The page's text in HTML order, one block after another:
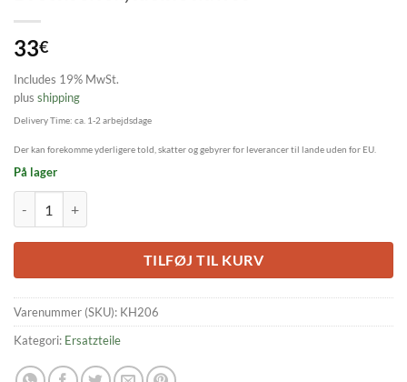
33€
Includes 19% MwSt.
plus shipping
Delivery Time: ca. 1-2 arbejdsdage
Der kan forekomme yderligere told, skatter og gebyrer for leverancer til lande uden for EU.
På lager
TILFØJ TIL KURV
Varenummer (SKU): KH206
Kategori: Ersatzteile